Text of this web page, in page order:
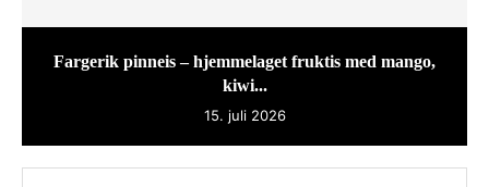
Fargerik pinneis – hjemmelaget fruktis med mango,
kiwi...
15. juli 2026